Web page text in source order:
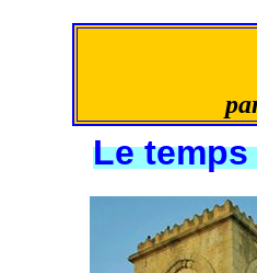
Le